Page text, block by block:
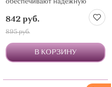
обеспечивают надежную
барьерную защиту и удобство
в работе
842 руб.
895 руб.
В КОРЗИНУ